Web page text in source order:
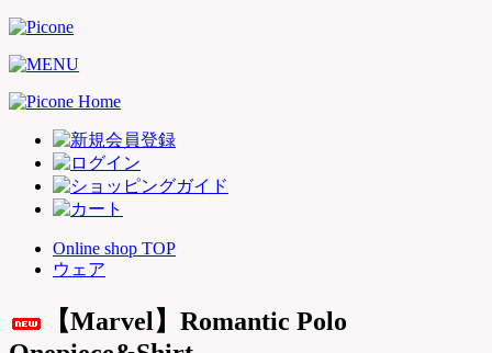
Online shop TOP
ウェア
【Marvel】Romantic Polo